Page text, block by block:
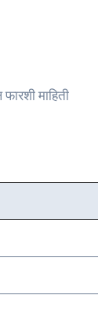
माहिती